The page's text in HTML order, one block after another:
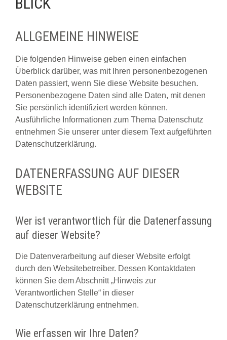
ALLGEMEINE HINWEISE
Die folgenden Hinweise geben einen einfachen
Überblick darüber, was mit Ihren personenbezogenen
Daten passiert, wenn Sie diese Website besuchen.
Personenbezogene Daten sind alle Daten, mit denen
Sie persönlich identifiziert werden können.
Ausführliche Informationen zum Thema Datenschutz
entnehmen Sie unserer unter diesem Text aufgeführten
Datenschutzerklärung.
DATENERFASSUNG AUF DIESER
WEBSITE
Wer ist verantwortlich für die Datenerfassung
auf dieser Website?
Die Datenverarbeitung auf dieser Website erfolgt
durch den Websitebetreiber. Dessen Kontaktdaten
können Sie dem Abschnitt „Hinweis zur
Verantwortlichen Stelle“ in dieser
Datenschutzerklärung entnehmen.
Wie erfassen wir Ihre Daten?